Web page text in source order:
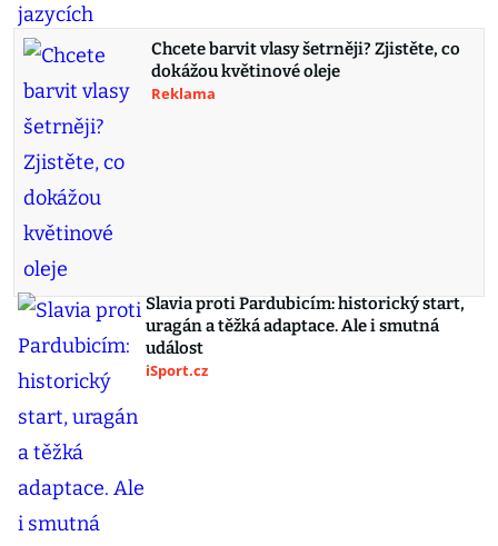
Chcete barvit vlasy šetrněji? Zjistěte, co
dokážou květinové oleje
Reklama
Slavia proti Pardubicím: historický start,
uragán a těžká adaptace. Ale i smutná
událost
iSport.cz